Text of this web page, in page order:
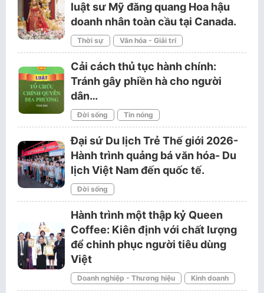
luật sư Mỹ đăng quang Hoa hậu
doanh nhân toàn cầu tại Canada.
Thời sự Văn hóa - Giải trí
Cải cách thủ tục hành chính:
Tránh gây phiền hà cho người
dân…
Đời sống Tin nóng
Đại sứ Du lịch Trẻ Thế giới 2026-
Hành trình quảng bá văn hóa- Du
lịch Việt Nam đến quốc tế.
Đời sống
Hành trình một thập kỷ Queen
Coffee: Kiên định với chất lượng
để chinh phục người tiêu dùng
Việt
Doanh nghiệp - Thương hiệu Kinh doanh